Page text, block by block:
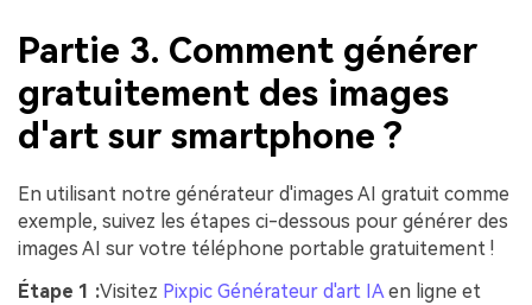
Partie 3. Comment générer
gratuitement des images
d'art sur smartphone ?
En utilisant notre générateur d'images AI gratuit comme
exemple, suivez les étapes ci-dessous pour générer des
images AI sur votre téléphone portable gratuitement !
Étape 1 :Visitez Pixpic Générateur d'art IA en ligne et